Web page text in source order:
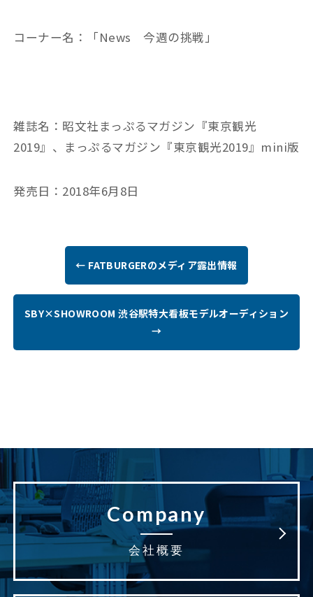
コーナー名：「News 今週の挑戦」
雑誌名：昭文社まっぷるマガジン『東京観光
2019』、まっぷるマガジン『東京観光2019』mini版
発売日：2018年6月8日
← FATBURGERのメディア露出情報
SBY×SHOWROOM 渋谷駅特大看板モデルオーディション
→
Company
会社概要